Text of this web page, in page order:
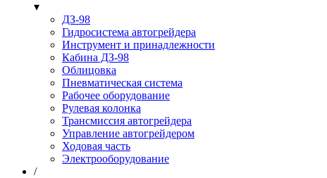
▾
ДЗ-98
Гидросистема автогрейдера
Инструмент и принадлежности
Кабина ДЗ-98
Облицовка
Пневматическая система
Рабочее оборудование
Рулевая колонка
Трансмиссия автогрейдера
Управление автогрейдером
Ходовая часть
Электрооборудование
/